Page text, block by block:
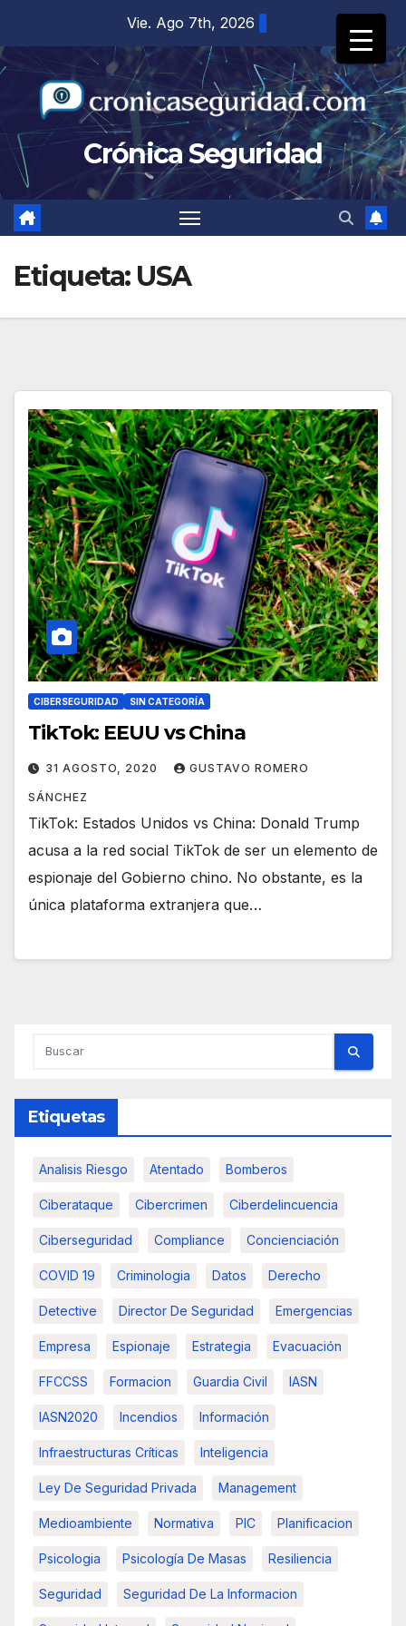
contenido
Vie. Ago 7th, 2026
Crónica Seguridad
Etiqueta: USA
CIBERSEGURIDAD SIN CATEGORÍA
TikTok: EEUU vs China
31 AGOSTO, 2020 GUSTAVO ROMERO
SÁNCHEZ
TikTok: Estados Unidos vs China: Donald Trump
acusa a la red social TikTok de ser un elemento de
espionaje del Gobierno chino. No obstante, es la
única plataforma extranjera que…
Etiquetas
Analisis Riesgo Atentado Bomberos
Ciberataque Cibercrimen Ciberdelincuencia
Ciberseguridad Compliance Concienciación
COVID 19 Criminologia Datos Derecho
Detective Director De Seguridad Emergencias
Empresa Espionaje Estrategia Evacuación
FFCCSS Formacion Guardia Civil IASN
IASN2020 Incendios Información
Infraestructuras Críticas Inteligencia
Ley De Seguridad Privada Management
Medioambiente Normativa PIC Planificacion
Psicologia Psicología De Masas Resiliencia
Seguridad Seguridad De La Informacion